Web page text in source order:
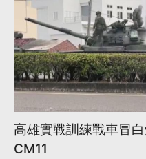
高雄實戰訓練戰車冒
CM11